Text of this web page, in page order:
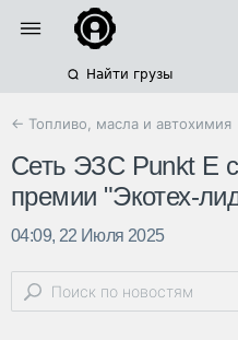
Найти грузы
← Топливо, масла и автохимия
Сеть ЭЗС Punkt E
премии "Экотех-
04:09, 22 Июля 2025